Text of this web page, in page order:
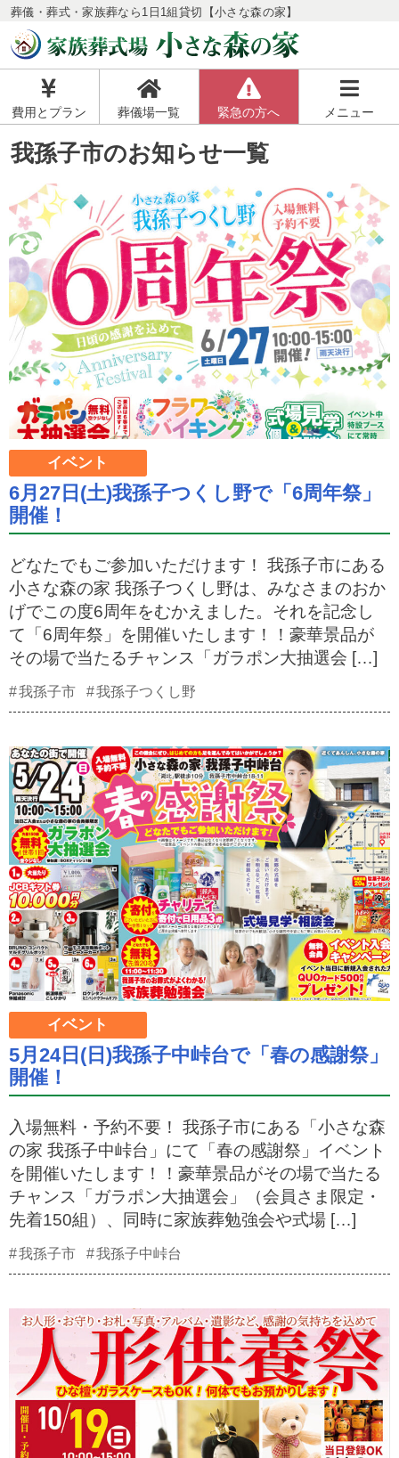
葬儀・葬式・家族葬なら1日1組貸切【小さな森の家】
費用とプラン 葬儀場一覧 緊急の方へ メニュー
我孫子市のお知らせ一覧
イベント
6月27日(土)我孫子つくし野で「6周年祭」
開催！
どなたでもご参加いただけます！ 我孫子市にある
小さな森の家 我孫子つくし野は、みなさまのおか
げでこの度6周年をむかえました。それを記念し
て「6周年祭」を開催いたします！！豪華景品が
その場で当たるチャンス「ガラポン大抽選会 […]
我孫子市 我孫子つくし野
イベント
5月24日(日)我孫子中峠台で「春の感謝祭」
開催！
入場無料・予約不要！ 我孫子市にある「小さな森
の家 我孫子中峠台」にて「春の感謝祭」イベント
を開催いたします！！豪華景品がその場で当たる
チャンス「ガラポン大抽選会」（会員さま限定・
先着150組）、同時に家族葬勉強会や式場 […]
我孫子市 我孫子中峠台